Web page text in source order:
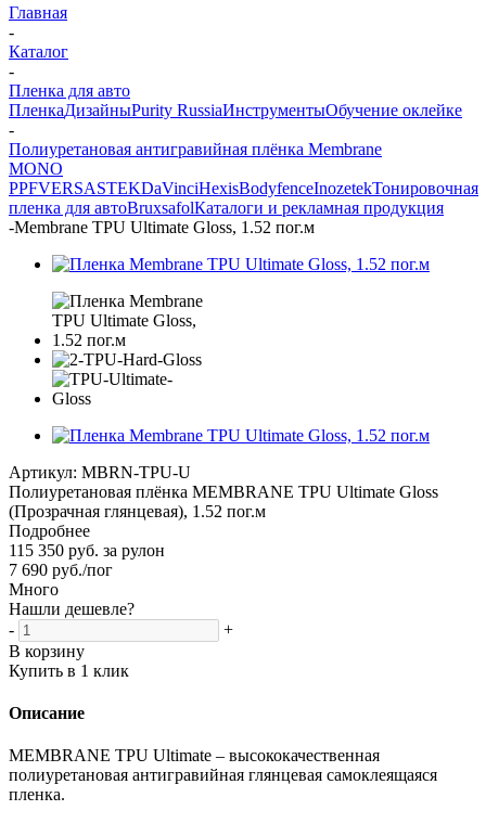
Главная
-
Каталог
-
Пленка для авто
ПленкаДизайныPurity RussiaИнструментыОбучение оклейке
-
Полиуретановая антигравийная плёнка Membrane
MONO
PPFVERSASTEKDaVinciHexisBodyfenceInozetekТонировочная
пленка для автоBruxsafolКаталоги и рекламная продукция
-Membrane TPU Ultimate Gloss, 1.52 пог.м
Артикул: MBRN-TPU-U
Полиуретановая плёнка MEMBRANE TPU Ultimate Gloss
(Прозрачная глянцевая), 1.52 пог.м
Подробнее
115 350 руб. за рулон
7 690 руб./пог
Много
Нашли дешевле?
-
+
В корзину
Купить в 1 клик
Описание
MEMBRANE TPU Ultimate – высококачественная
полиуретановая антигравийная глянцевая самоклеящаяся
пленка.